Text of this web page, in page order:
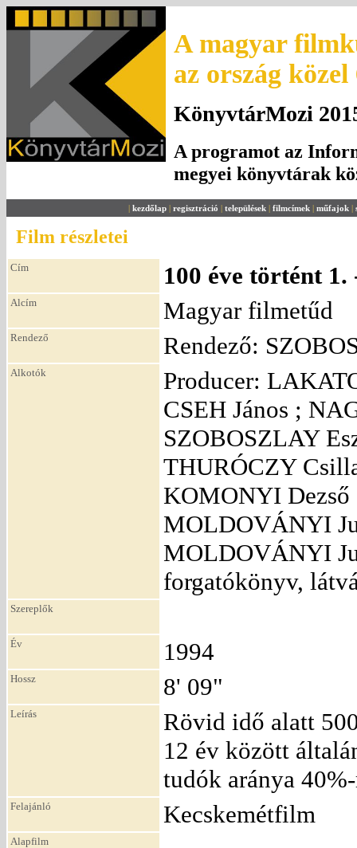
A magyar
az ország
KönyvtárMozi
A programot az
megyei könyvtárak
| kezdőlap | regisztráció | települések | filmcímek | műfajok |
Film részletei
Cím 100 éve történt
Alcím Magyar filmetűd
Rendező Rendező:
Alkotók
Producer:
CSEH János ;
SZOBOSZLAY
THURÓCZY
KOMONYI Dezső
MOLDOVÁNYI
MOLDOVÁNYI
forgatókönyv,
Szereplők
Év 1994
Hossz 8' 09"
Leírás
Rövid idő alatt
12 év között
tudók aránya
Felajánló Kecskemétfilm
Alapfilm